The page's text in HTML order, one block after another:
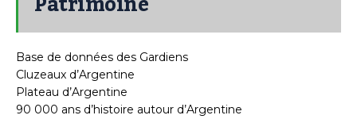
Base de données des Gardiens
Cluzeaux d’Argentine
Plateau d’Argentine
90 000 ans d’histoire autour d’Argentine